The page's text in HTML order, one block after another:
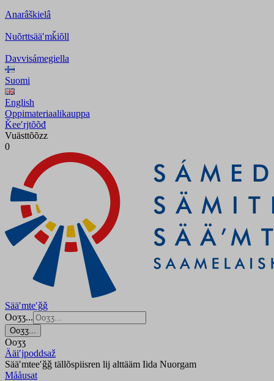
Anarâškielâ
Nuõrttsääʹmǩiõll
Davvisámegiella
Suomi
English
Oppimateriaalikauppa
Ǩeeʹrjtõõđ
Vuästtõõzz
0
Sääʹmteʹǧǧ
Ooʒʒ...
Ooʒʒ...
Ooʒʒ
Ääiʹjpoddsaž
Sääʹmteeʹǧǧ tällõspiisren lij alttääm Iida Nuorgam
Mååusat